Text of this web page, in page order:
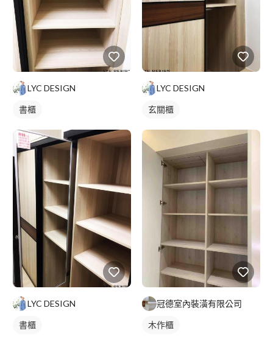
LYC DESIGN
書櫃
LYC DESIGN
書櫃
LYC DESIGN
玄關櫃
冠德室內裝潢有限公司
木作櫃